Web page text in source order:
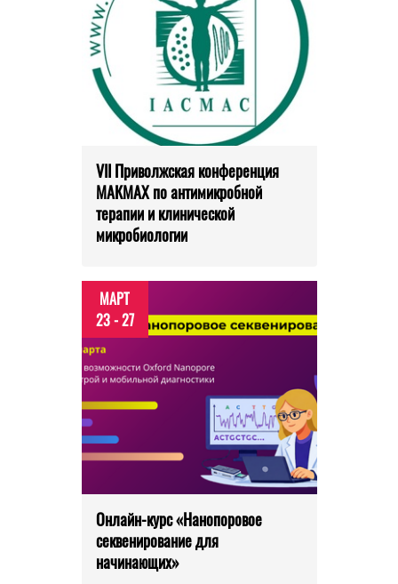
VII Приволжская конференция
МАКМАХ по антимикробной
терапии и клинической
микробиологии
МАРТ
23 - 27
Онлайн-курс «Нанопоровое
секвенирование для
начинающих»